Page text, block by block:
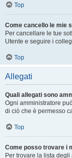
Top
Come cancello le mie
Per cancellare le tue
Utente e seguire i
Top
Allegati
Quali allegati sono
Ogni amministratore
di ciò che è permesso
Top
Come posso trovare i
Per trovare la lista